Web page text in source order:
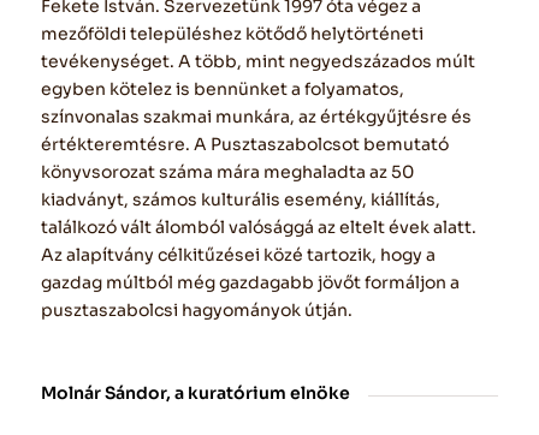
Fekete István. Szervezetünk 1997 óta végez a
mezőföldi településhez kötődő helytörténeti
tevékenységet. A több, mint negyedszázados múlt
egyben kötelez is bennünket a folyamatos,
színvonalas szakmai munkára, az értékgyűjtésre és
értékteremtésre. A Pusztaszabolcsot bemutató
könyvsorozat száma mára meghaladta az 50
kiadványt, számos kulturális esemény, kiállítás,
találkozó vált álomból valósággá az eltelt évek alatt.
Az alapítvány célkitűzései közé tartozik, hogy a
gazdag múltból még gazdagabb jövőt formáljon a
pusztaszabolcsi hagyományok útján.
Molnár Sándor, a kuratórium elnöke